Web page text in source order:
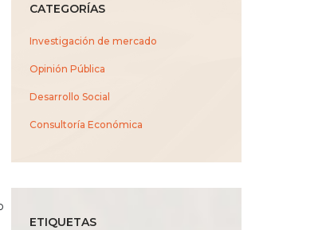
CATEGORÍAS
Investigación de mercado
Opinión Pública
Desarrollo Social
Consultoría Económica
ETIQUETAS